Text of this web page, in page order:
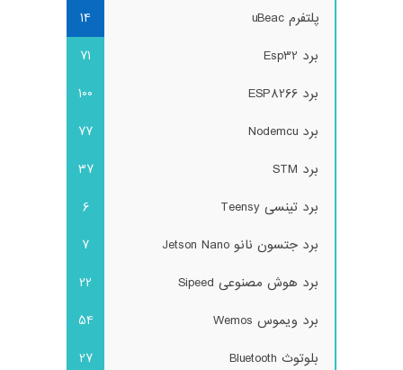
پلتفرم uBeac
14
برد Esp32
71
برد ESP8266
100
برد Nodemcu
77
برد STM
37
برد تینسی Teensy
6
برد جتسون نانو Jetson Nano
7
برد هوش مصنوعی Sipeed
22
برد ویموس Wemos
54
بلوتوث Bluetooth
27